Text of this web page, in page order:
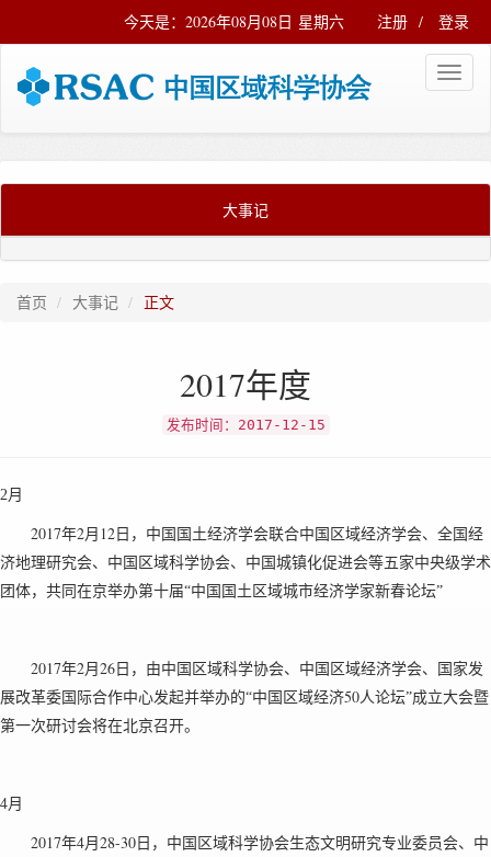
注册 / 登录
今天是：2026年08月08日 星期六
大事记
首页 大事记 正文
2017年度
发布时间：2017-12-15
2月
2017年2月 12 日，中国国土经济学会联合中国区域经济学会、全国经
济地理研究会、中国区域科学协会、中国城镇化促进会等五家中央级学术
团体，共同在京举办第十届“中国国土区域城市经济学家新春论坛”
2017年2月 26 日，由中国区域科学协会、中国区域经济学会、国家发
展改革委国际合作中心发起并举办的“中国区域经济50人论坛”成立大会暨
第一次研讨会将在北京召开。
4月
2017年4月 28-30 日，中国区域科学协会生态文明研究专业委员会、中